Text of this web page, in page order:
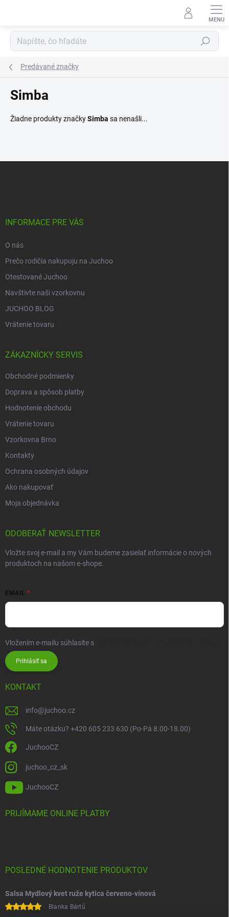
Hľadať
Predávané značky
Simba
Žiadne produkty značkySimba sa nenašli...
INFORMACE PRE VÁS
O nás
Prečo rodičia nakupuju na Juchoo
Otestované Juchoo
Navštivte naši vzorkovnu
JUCHOO BLOG
Vrátenie tovaru
ZÁKAZNÍCKY SERVIS
Obchodné podmienky
Doprava a spôsob platby
Hodnotenie obchodu
Vrátenie tovaru
Vzorkovna Brno
Kontakty
Ochrana osobných údajov
Ako nakupovať
Moja objednávka
ODOBERAŤ NEWSLETTER
Vložte svoj e-mail a my Vám budeme zasielať informácie o nových
produktoch na našom e-shope.
EMAIL
Vložením e-mailu súhlasíte s
Prihlásiť sa
KONTAKT
info@juchoo.cz
Máte otázku? +420 605 233 630 (Po-Pá 8.00-18.00)
JuchooCZ
juchoo_cz_sk
JuchooCZ
PRIJÍMAME ONLINE PLATBY
POSLEDNÉ HODNOTENIE PRODUKTOV
Salsa Mydlový kvet ruže kytica červeno-vínová
Blanka Bártů